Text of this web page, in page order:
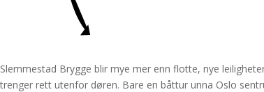
Slemmestad Brygge blir mye mer enn flotte, nye
trenger rett utenfor døren. Bare en båttur unna Oslo